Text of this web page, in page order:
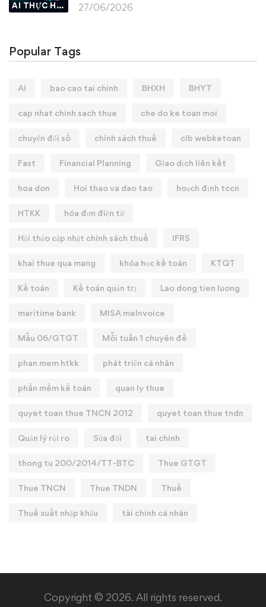
AI THỰC HÀNH 27/06/2026
Popular Tags
AI bao cao tai chinh BHXH BHYT
cap nhat chinh sach thue che do ke toan moi
chuyển đổi số chính sách thuế clb webketoan
Fast Financial Planning Giao dịch liên kết
hoa don Hoi thao va dao tao hoạch định tccn
HTKK hóa đơn điện tử
Hội thảo cập nhật chính sách thuế IFRS
khai thue qua mang khóa học kế toán KTQT
Kế toán Kế toán quản trị Lao dong tien luong
maritime bank MISA meInvoice
Mẫu 06/GTGT Mỗi tuần 1 chuyên đề
phan mem htkk phát triển cá nhân
phần mềm kế toán quan ly thue
quyet toan thue TNCN 2012 quyet toan thue tndn
Quản lý rủi ro Sửa đổi tai chinh
thong tu 200/2014/TT-BTC Thue GTGT
Thue TNCN Thue TNDN Thuế
Thuế xuất nhập khẩu tài chính cá nhân
Copyright © 2026. All rights reserved.